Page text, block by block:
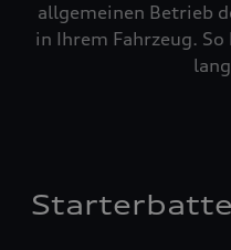
allgemeinen Betrieb
in Ihrem Fahrzeug.